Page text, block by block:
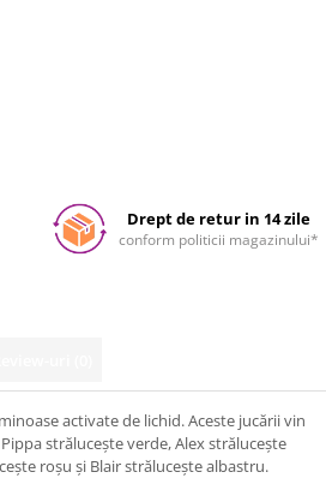
Drept de retur in 14 zile
conform politicii magazinului*
activate de lichid. Aceste jucării vin
strălucește verde, Alex strălucește
roșu și Blair strălucește albastru.